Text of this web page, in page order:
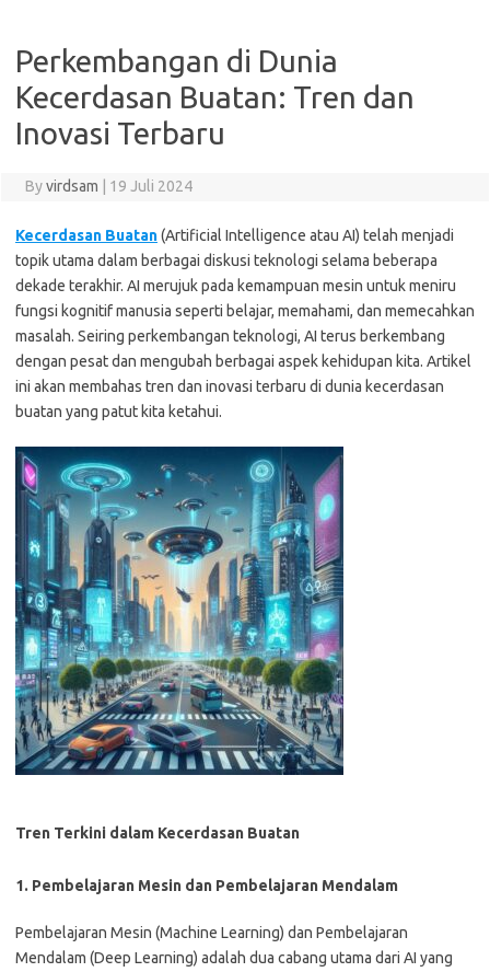
Perkembangan di Dunia
Kecerdasan Buatan: Tren dan
Inovasi Terbaru
Byvirdsam 19 Juli 2024
Kecerdasan Buatan(Artificial Intelligence atau AI) telah menjadi
topik utama dalam berbagai diskusi teknologi selama beberapa
dekade terakhir. AI merujuk pada kemampuan mesin untuk meniru
fungsi kognitif manusia seperti belajar, memahami, dan memecahkan
masalah. Seiring perkembangan teknologi, AI terus berkembang
dengan pesat dan mengubah berbagai aspek kehidupan kita. Artikel
ini akan membahas tren dan inovasi terbaru di dunia kecerdasan
buatan yang patut kita ketahui.
Tren Terkini dalam Kecerdasan Buatan
1. Pembelajaran Mesin dan Pembelajaran Mendalam
Pembelajaran Mesin (Machine Learning) dan Pembelajaran
Mendalam (Deep Learning) adalah dua cabang utama dari AI yang